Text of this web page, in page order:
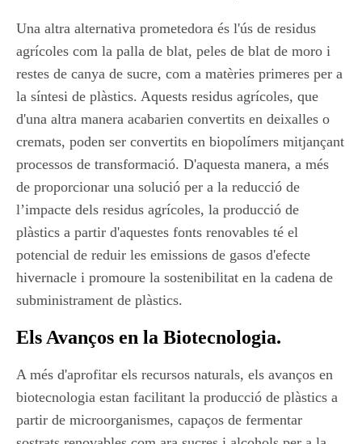
Una altra alternativa prometedora és l'ús de residus
agrícoles com la palla de blat, peles de blat de moro i
restes de canya de sucre, com a matèries primeres per a
la síntesi de plàstics. Aquests residus agrícoles, que
d'una altra manera acabarien convertits en deixalles o
cremats, poden ser convertits en biopolímers mitjançant
processos de transformació. D'aquesta manera, a més
de proporcionar una solució per a la reducció de
l’impacte dels residus agrícoles, la producció de
plàstics a partir d'aquestes fonts renovables té el
potencial de reduir les emissions de gasos d'efecte
hivernacle i promoure la sostenibilitat en la cadena de
subministrament de plàstics.
Els Avanços en la Biotecnologia.
A més d'aprofitar els recursos naturals, els avanços en
biotecnologia estan facilitant la producció de plàstics a
partir de microorganismes, capaços de fermentar